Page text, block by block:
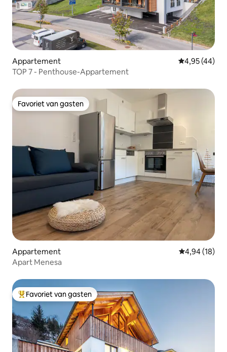
Appartement Gemiddelde
4,95 (44)
TOP 7 - Penthouse-Appartement
Favoriet van gasten
Favoriet van gasten
Appartement Gemiddelde
4,94 (18)
Apart Menesa
Topfavoriet van gasten
Favoriet van gasten